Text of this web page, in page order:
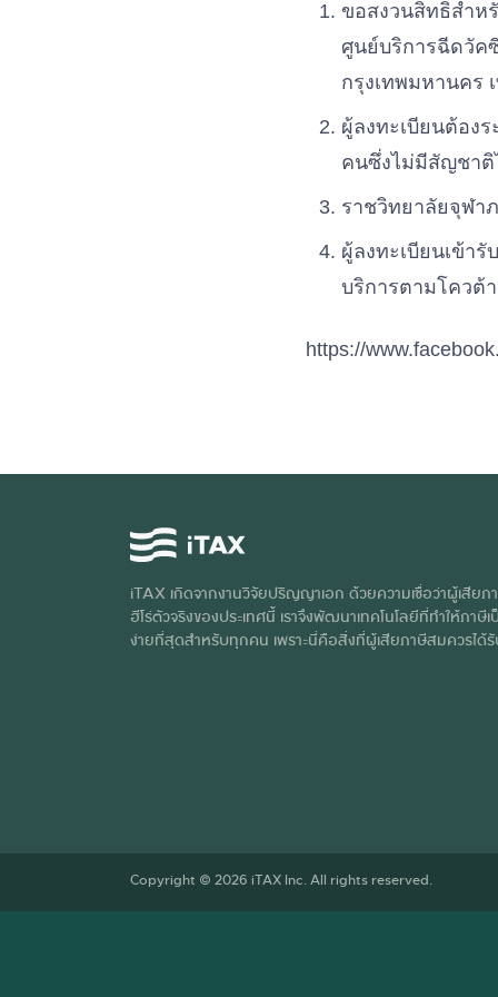
ขอสงวนสิทธิสำห
ศูนย์บริการฉีดวัค
กรุงเทพมหานคร
ผู้ลงทะเบียนต้อง
คนซึ่งไม่มีสัญชาติ
ราชวิทยาลัยจุฬา
ผู้ลงทะเบียนเข้า
บริการตามโควต้
https://
iTAX เกิดจากงานวิจัยปริญญาเอก ด้วยความเชื่อว่าผู้เสียภ
ฮีโร่ตัวจริงของประเทศนี้ เราจึงพัฒนาเทคโนโลยีที่ทำให้ภาษีเ
ง่ายที่สุดสำหรับทุกคน เพราะนี่คือสิ่งที่ผู้เสียภาษีสมควรได้
Copyright © 2026 iTAX Inc. All rights reserved.
เว็บไซต์นี้ใช้คุกกี้เพื่อพัฒนาประส